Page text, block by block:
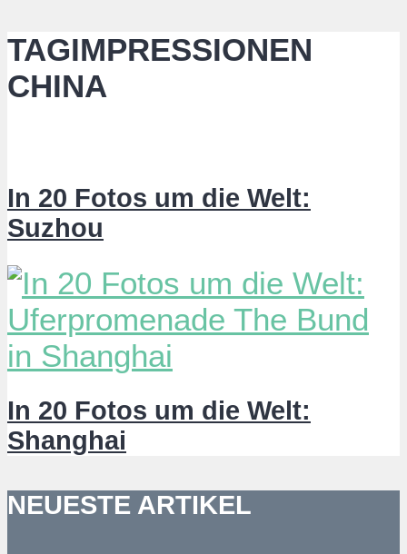
TAGIMPRESSIONEN
CHINA
In 20 Fotos um die Welt:
Suzhou
In 20 Fotos um die Welt:
Shanghai
NEUESTE ARTIKEL